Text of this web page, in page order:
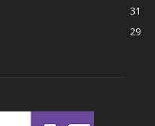
31
29